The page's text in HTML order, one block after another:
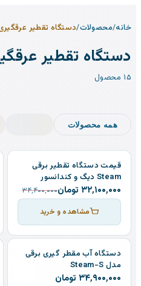
خانه/محصولات/دستگاه تقطیر
دستگاه تقطیر
۱۵ محصول
همه محصولات
7٪ تخفیف
قیمت دستگاه تقطیر برقی
Steam دیگ و کندانسور
استیل
۳۲٬۱۰۰٬۰۰۰ تومان۳۴٬۴۰۰٬۰۰۰
مشاهده و خرید
دستگاه آب مقطر گیری برقی
مدل Steam-S
۳۴٬۹۰۰٬۰۰۰ تومان